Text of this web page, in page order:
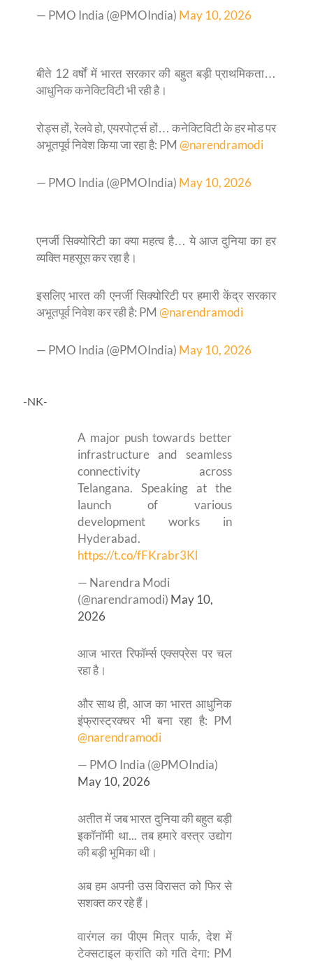
— PMO India (@PMOIndia) May 10, 2026
बीते 12 वर्षों में भारत सरकार की बहुत बड़ी प्राथमिकता…
आधुनिक कनेक्टिविटी भी रही है।
रोड्स हों, रेलवे हो, एयरपोर्ट्स हों… कनेक्टिविटी के हर मोड पर
अभूतपूर्व निवेश किया जा रहा है: PM @narendramodi
— PMO India (@PMOIndia) May 10, 2026
एनर्जी सिक्योरिटी का क्या महत्व है… ये आज दुनिया का हर
व्यक्ति महसूस कर रहा है।
इसलिए भारत की एनर्जी सिक्योरिटी पर हमारी केंद्र सरकार
अभूतपूर्व निवेश कर रही है: PM @narendramodi
— PMO India (@PMOIndia) May 10, 2026
-NK-
A major push towards better
infrastructure and seamless
connectivity across
Telangana. Speaking at the
launch of various
development works in
Hyderabad.
https://t.co/fFKrabr3Kl
— Narendra Modi
(@narendramodi) May 10,
2026
आज भारत रिफॉर्म्स एक्सप्रेस पर चल
रहा है।
और साथ ही, आज का भारत आधुनिक
इंफ्रास्ट्रक्चर भी बना रहा है: PM
@narendramodi
— PMO India (@PMOIndia)
May 10, 2026
अतीत में जब भारत दुनिया की बहुत बड़ी
इकॉनॉमी था... तब हमारे वस्त्र उद्योग
की बड़ी भूमिका थी।
अब हम अपनी उस विरासत को फिर से
सशक्त कर रहे हैं।
वारंगल का पीएम मित्र पार्क, देश में
टेक्सटाइल क्रांति को गति देगा: PM